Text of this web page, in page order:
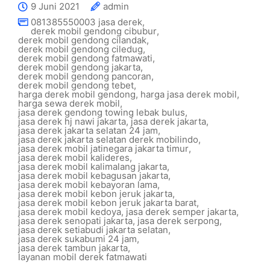
9 Juni 2021
admin
081385550003 jasa derek,
derek mobil gendong cibubur,
derek mobil gendong cilandak,
derek mobil gendong ciledug,
derek mobil gendong fatmawati,
derek mobil gendong jakarta,
derek mobil gendong pancoran,
derek mobil gendong tebet,
harga derek mobil gendong, harga jasa derek mobil,
harga sewa derek mobil,
jasa derek gendong towing lebak bulus,
jasa derek hj nawi jakarta,jasa derek jakarta,
jasa derek jakarta selatan 24 jam,
jasa derek jakarta selatan derek mobilindo,
jasa derek mobil jatinegara jakarta timur,
jasa derek mobil kalideres,
jasa derek mobil kalimalang jakarta,
jasa derek mobil kebagusan jakarta,
jasa derek mobil kebayoran lama,
jasa derek mobil kebon jeruk jakarta,
jasa derek mobil kebon jeruk jakarta barat,
jasa derek mobil kedoya, jasa derek semper jakarta,
jasa derek senopati jakarta, jasa derek serpong,
jasa derek setiabudi jakarta selatan,
jasa derek sukabumi 24 jam,
jasa derek tambun jakarta,
layanan mobil derek fatmawati